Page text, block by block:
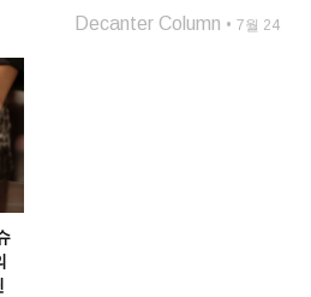
Decanter Column 7월 24